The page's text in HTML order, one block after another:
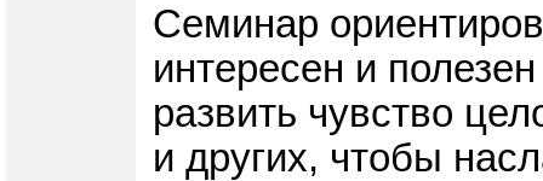
Семинар
интересен и
развить чувство
и других, чтобы